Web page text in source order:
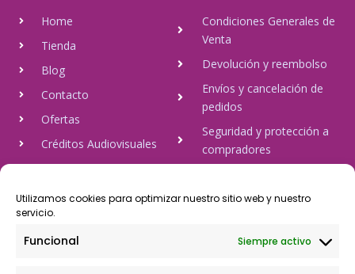
Utilizamos cookies para optimizar nuestro sitio web y nuestro
servicio.
Funcional Siempre activo
Home
Tienda
Blog
Contacto
Ofertas
Créditos Audiovisuales
tulineamagica.com
Condiciones Generales de
Venta
Devolución y reembolso
Envíos y cancelación de
pedidos
Seguridad y protección a
compradores
Política de cookies